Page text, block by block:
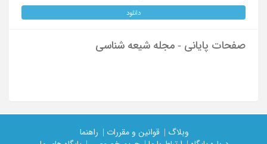
دانلود
صفحات پایانی - مجله شیعه شناسی
وبلاگ | قوانین و مقررات |
راهنما